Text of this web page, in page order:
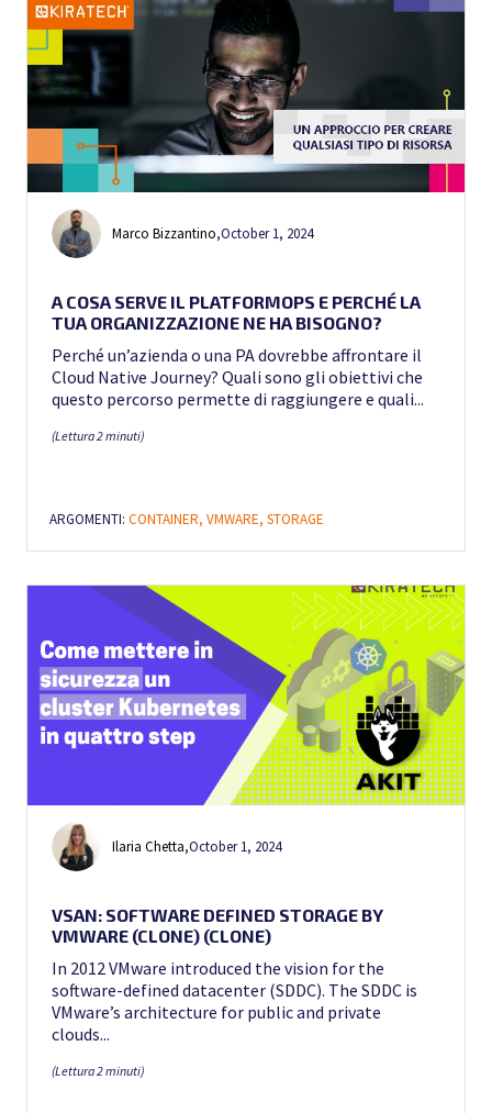
Marco Bizzantino,October 1, 2024
A COSA SERVE IL PLATFORMOPS E PERCHÉ LA
TUA ORGANIZZAZIONE NE HA BISOGNO?
Perché un’azienda o una PA dovrebbe affrontare il
Cloud Native Journey? Quali sono gli obiettivi che
questo percorso permette di raggiungere e quali...
(Lettura 2 minuti)
ARGOMENTI: CONTAINER, VMWARE, STORAGE
Ilaria Chetta,October 1, 2024
VSAN: SOFTWARE DEFINED STORAGE BY
VMWARE (CLONE) (CLONE)
In 2012 VMware introduced the vision for the
software-defined datacenter (SDDC). The SDDC is
VMware’s architecture for public and private
clouds...
(Lettura 2 minuti)